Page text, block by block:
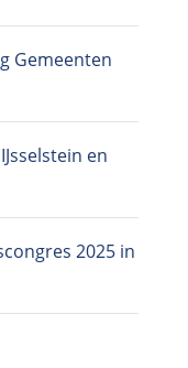
Gemeenten
en
2025 in